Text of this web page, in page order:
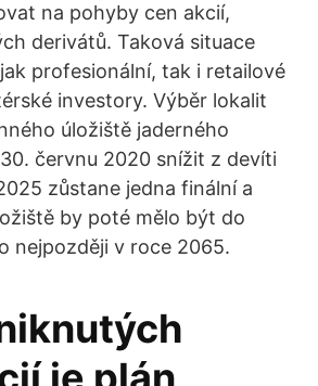
na pohyby cen akcií,
derivátů. Taková situace
profesionální, tak i retailové
investory. Výběr lokalit
úložiště jaderného
červnu 2020 snížit z devíti
zůstane jedna finální a
by poté mělo být do
nejpozději v roce 2065.